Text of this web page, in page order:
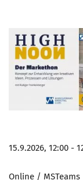
15.9.2026, 12:00 -
Online / MSTeams